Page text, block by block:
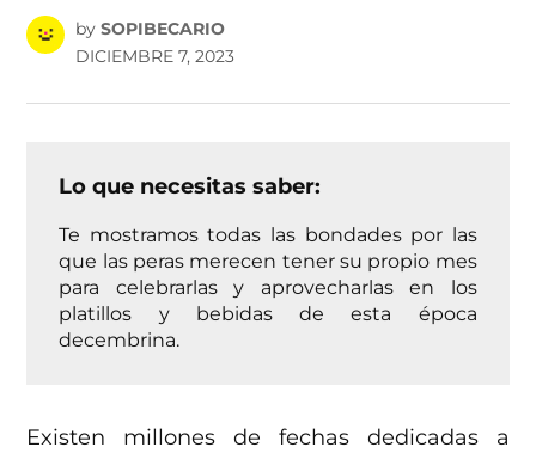
by SOPIBECARIO
DICIEMBRE 7, 2023
Lo que necesitas saber:
Te mostramos todas las bondades por las
que las peras merecen tener su propio mes
para celebrarlas y aprovecharlas en los
platillos y bebidas de esta época
decembrina.
Existen millones de fechas dedicadas a